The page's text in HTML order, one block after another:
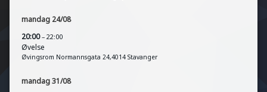
mandag 24/08
20:00– 22:00
Øvelse
Øvingsrom Normannsgata 24,4014 Stavanger
mandag31/08